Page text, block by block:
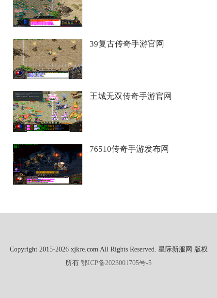
39复古传奇手游官网
王城无双传奇手游官网
76510传奇手游发布网
Copyright 2015-2026 xjkre.com All Rights Reserved. 星际新服网 版权
所有 鄂ICP备2023001705号-5